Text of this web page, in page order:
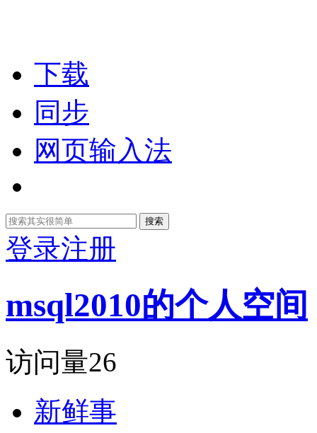
下载
同步
网页输入法
搜索
登录注册
msql2010的个人空间
访问量26
新鲜事